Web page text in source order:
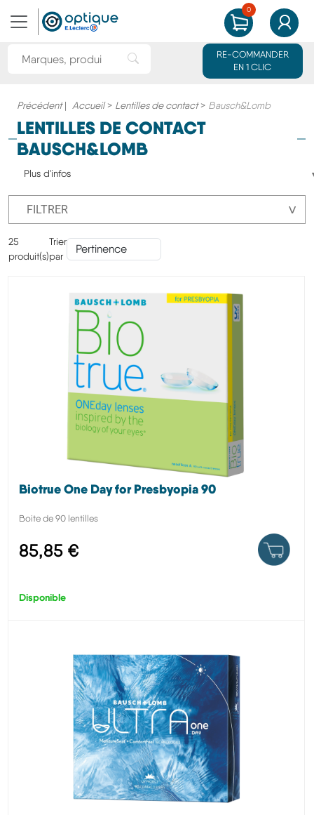
Rechercher une marque ou un produit
RE-COMMANDER
EN 1 CLIC
0
MON PANIER
Précédent| Accueil > Lentilles de contact > Bausch&Lomb
LENTILLES DE CONTACT
BAUSCH&LOMB
Plus d'infos
FILTRER ˅
25
produit(s)
Trier
par
Biotrue One Day for Presbyopia 90
Boite de 90 lentilles
85,85 €
Disponible